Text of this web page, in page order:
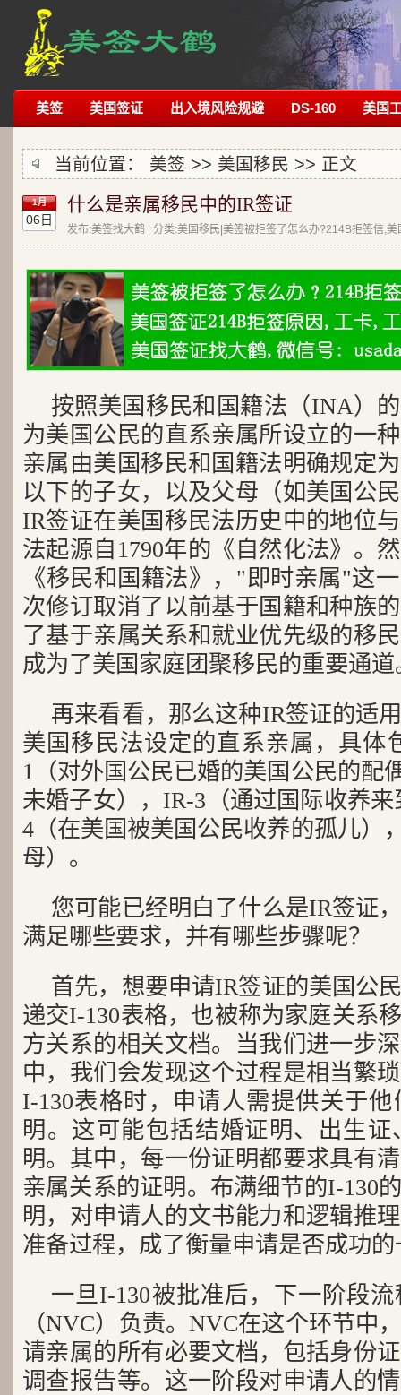
美签 美国签证 出入境风险规避 DS-160 美国
当前位置： 美签 >> 美国移民 >> 正文
1月
06日
什么是亲属移民中的IR签证
发布:美签找大鹤 | 分类:美国移民|美签被拒签了怎么办?214B拒签信,
按照美国移民和国籍法（INA）
为美国公民的直系亲属所设立的一
亲属由美国移民和国籍法明确规定
以下的子女，以及父母（如美国公
IR签证在美国移民法历史中的地位
法起源自1790年的《自然化法》。
《移民和国籍法》，"即时亲属"这
次修订取消了以前基于国籍和种族
了基于亲属关系和就业优先级的移
成为了美国家庭团聚移民的重要通道
再来看看，那么这种IR签证的适
美国移民法设定的直系亲属，具体
1（对外国公民已婚的美国公民的配
未婚子女），IR-3（通过国际收养
4（在美国被美国公民收养的孤儿）
母）。
您可能已经明白了什么是IR签证
满足哪些要求，并有哪些步骤呢？
首先，想要申请IR签证的美国公
递交I-130表格，也被称为家庭关系
方关系的相关文档。当我们进一步
中，我们会发现这个过程是相当繁
I-130表格时，申请人需提供关于
明。这可能包括结婚证明、出生
明。其中，每一份证明都要求具有
亲属关系的证明。布满细节的I-130
明，对申请人的文书能力和逻辑推
准备过程，成了衡量申请是否成功
一旦I-130被批准后，下一阶段
（NVC）负责。NVC在这个环节中
请亲属的所有必要文档，包括身份
调查报告等。这一阶段对申请人的